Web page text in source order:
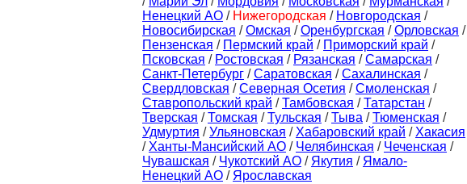
Ненецкий АО / Нижегородская / Новгородская /
Новосибирская /Омская /Оренбургская /Орловская /
Пензенская / Пермский край / Приморский край /
Псковская / Ростовская / Рязанская /Самарская /
Санкт-Петербург /Саратовская /Сахалинская /
Свердловская /Северная Осетия /Смоленская /
Ставропольский край /Тамбовская /Татарстан /
Тверская /Томская /Тульская /Тыва /Тюменская /
Удмуртия /Ульяновская / Хабаровский край / Хакасия
/ Ханты-Мансийский АО / Челябинская / Чеченская /
Чувашская / Чукотский АО / Якутия / Ямало-
Ненецкий АО / Ярославская